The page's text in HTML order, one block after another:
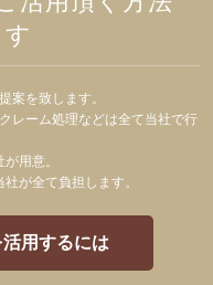
案を致します。
レーム処理などは全て当社で行
用意。
が全て負担します。
用するには